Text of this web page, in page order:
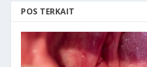
POS TERKAIT